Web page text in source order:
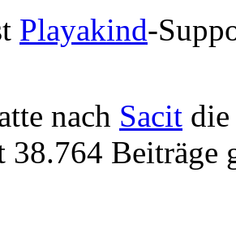
Playakind-
nach Sacit
38.764 Beiträge